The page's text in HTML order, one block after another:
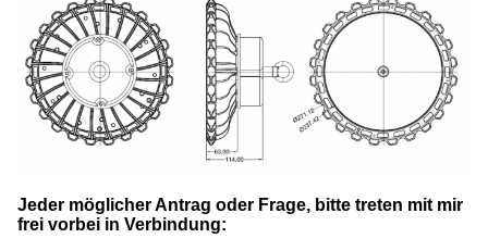
Jeder möglicher Antrag oder Frage, bitte treten mit mir
frei vorbei in Verbindung: